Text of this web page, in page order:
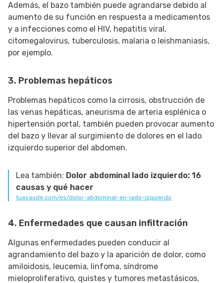
Además, el bazo también puede agrandarse debido al
aumento de su función en respuesta a medicamentos
y a infecciones como el HIV, hepatitis viral,
citomegalovirus, tuberculosis, malaria o leishmaniasis,
por ejemplo.
3. Problemas hepáticos
Problemas hepáticos como la cirrosis, obstrucción de
las venas hepáticas, aneurisma de arteria esplénica o
hipertensión portal, también pueden provocar aumento
del bazo y llevar al surgimiento de dolores en el lado
izquierdo superior del abdomen.
Lea también: Dolor abdominal lado izquierdo: 16
causas y qué hacer
tuasaude.com/es/dolor-abdominal-en-lado-izquierdo
4. Enfermedades que causan infiltración
Algunas enfermedades pueden conducir al
agrandamiento del bazo y la aparición de dolor, como
amiloidosis, leucemia, linfoma, síndrome
mieloproliferativo, quistes y tumores metastásicos,